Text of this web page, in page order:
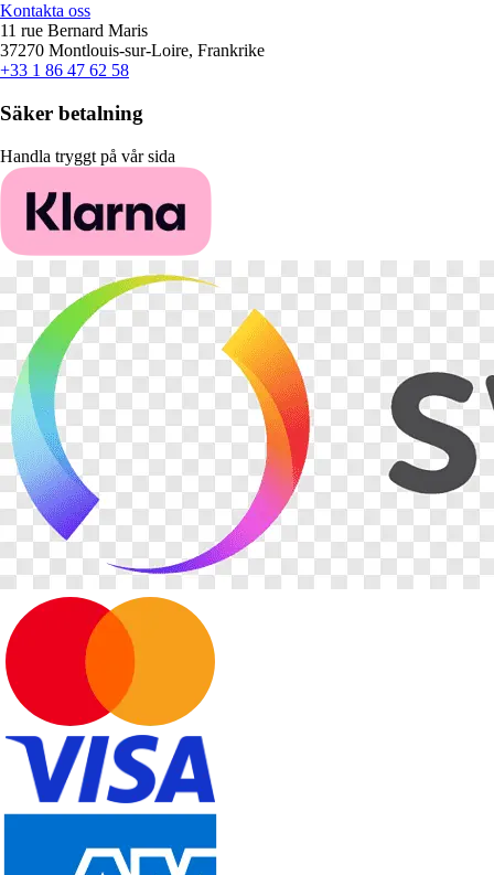
Kontakta oss
11 rue Bernard Maris
37270 Montlouis-sur-Loire, Frankrike
+33 1 86 47 62 58
Säker betalning
Handla tryggt på vår sida